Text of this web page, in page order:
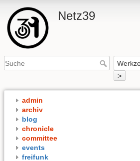
Netz39
>
admin
archiv
blog
chronicle
committee
events
freifunk